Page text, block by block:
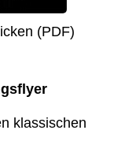
(PDF)
klassischen